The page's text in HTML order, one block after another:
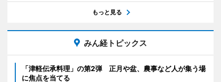
もっと見る
みん経トピックス
「津軽伝承料理」の第2弾 正月や盆、農事など人が集う場
に焦点を当てる